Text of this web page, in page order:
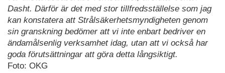
Dasht. Därför är det med stor tillfredsställelse som jag
kan konstatera att Strålsäkerhetsmyndigheten genom
sin granskning bedömer att vi inte enbart bedriver en
ändamålsenlig verksamhet idag, utan att vi också har
goda förutsättningar att göra detta långsiktigt.
Foto: OKG